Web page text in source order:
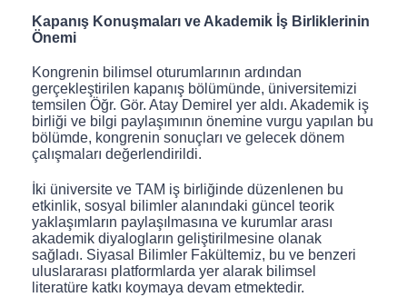
Kapanış Konuşmaları ve Akademik İş Birliklerinin
Önemi
Kongrenin bilimsel oturumlarının ardından
gerçekleştirilen kapanış bölümünde, üniversitemizi
temsilen Öğr. Gör. Atay Demirel yer aldı. Akademik iş
birliği ve bilgi paylaşımının önemine vurgu yapılan bu
bölümde, kongrenin sonuçları ve gelecek dönem
çalışmaları değerlendirildi.
İki üniversite ve TAM iş birliğinde düzenlenen bu
etkinlik, sosyal bilimler alanındaki güncel teorik
yaklaşımların paylaşılmasına ve kurumlar arası
akademik diyalogların geliştirilmesine olanak
sağladı. Siyasal Bilimler Fakültemiz, bu ve benzeri
uluslararası platformlarda yer alarak bilimsel
literatüre katkı koymaya devam etmektedir.